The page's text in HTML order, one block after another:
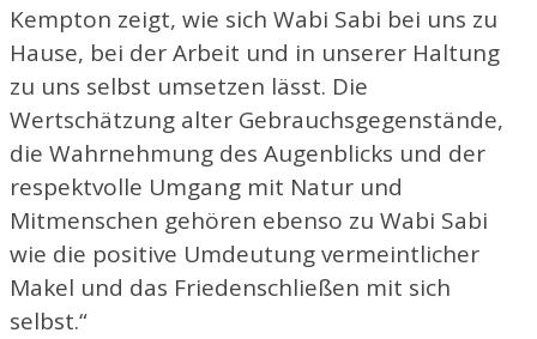
Kempton zeigt, wie sich Wabi Sabi bei uns zu
Hause, bei der Arbeit und in unserer Haltung
zu uns selbst umsetzen lässt. Die
Wertschätzung alter Gebrauchsgegenstände,
die Wahrnehmung des Augenblicks und der
respektvolle Umgang mit Natur und
Mitmenschen gehören ebenso zu Wabi Sabi
wie die positive Umdeutung vermeintlicher
Makel und das Friedenschließen mit sich
selbst.“